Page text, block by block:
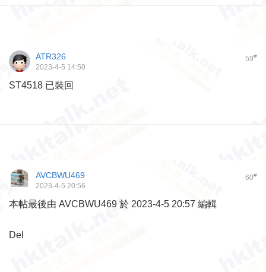
59#
ATR326
2023-4-5 14:50
ST4518 已裝回
60#
AVCBWU469
2023-4-5 20:56
本帖最後由 AVCBWU469 於 2023-4-5 20:57 編輯
Del